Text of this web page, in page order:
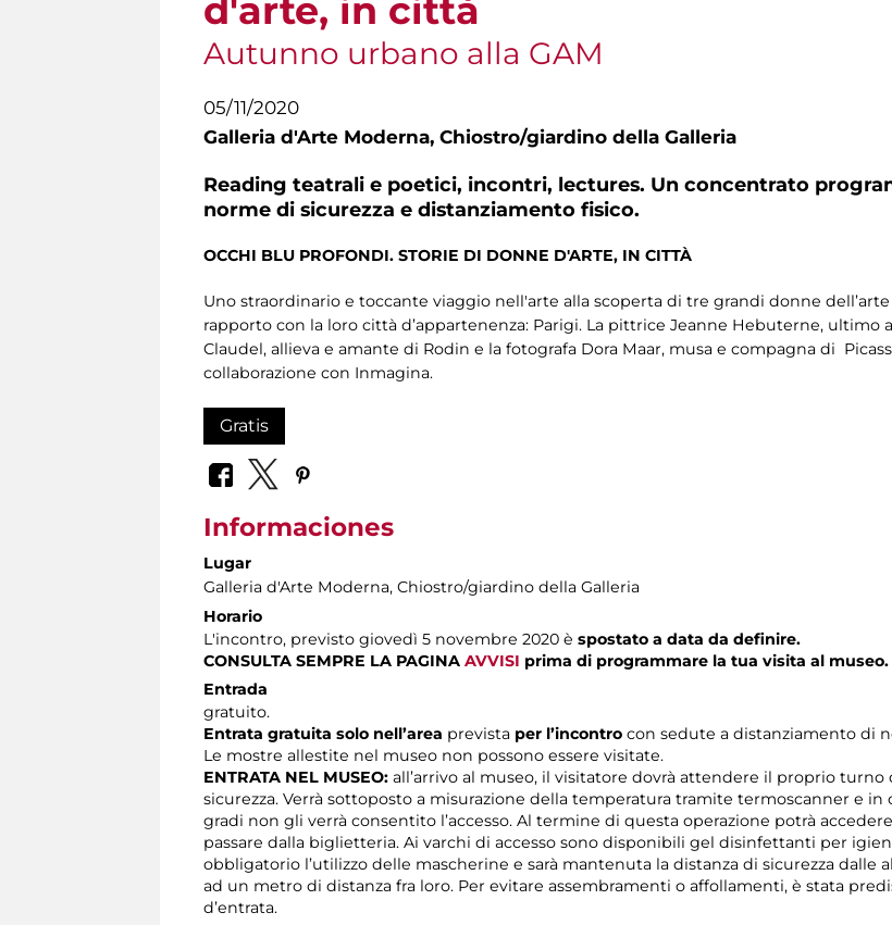
d'arte, in città
Autunno urbano alla GAM
05/11/2020
Galleria d'Arte Moderna, Chiostro/giardino della Galleria
Reading teatrali e poetici, incontri, lectures. Un concentrato
norme di sicurezza e distanziamento fisico.
OCCHI BLU PROFONDI. STORIE DI DONNE D'ARTE, IN CITTÀ
Uno straordinario e toccante viaggio nell'arte alla scoperta di tre grandi donne dell’arte
rapporto con la loro città d’appartenenza: Parigi. La pittrice Jeanne Hebuterne, ultimo
Claudel, allieva e amante di Rodin e la fotografa Dora Maar, musa e compagna di
collaborazione con Inmagina.
Gratis
Informaciones
Lugar
Galleria d'Arte Moderna, Chiostro/giardino della Galleria
Horario
L'incontro, previsto giovedì 5 novembre 2020 è spostato a data da definire.
CONSULTA SEMPRE LA PAGINA AVVISI prima di programmare la tua visita al museo.
Entrada
gratuito.
Entrata gratuita solo nell’area prevista per l’incontro con sedute a distanziamento di
Le mostre allestite nel museo non possono essere visitate.
ENTRATA NEL MUSEO: all’arrivo al museo, il visitatore dovrà attendere il proprio
sicurezza. Verrà sottoposto a misurazione della temperatura tramite termoscanner e
gradi non gli verrà consentito l’accesso. Al termine di questa operazione potrà
passare dalla biglietteria. Ai varchi di accesso sono disponibili gel disinfettanti per
obbligatorio l’utilizzo delle mascherine e sarà mantenuta la distanza di sicurezza dalle
ad un metro di distanza fra loro. Per evitare assembramenti o affollamenti, è stata
d’entrata.